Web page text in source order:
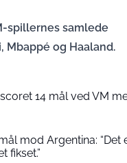
spillernes samlede
og Haaland.
14 mål ved VM
mod Argentina: “Det
fikset.”